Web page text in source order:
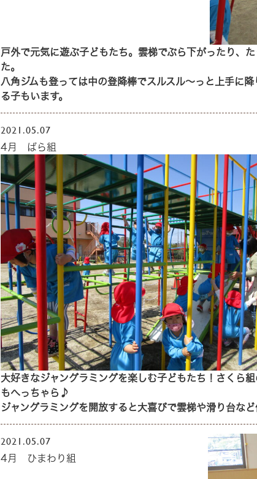
戸外で元気に遊ぶ子どもたち。雲梯でぶら下がったり、
た。
八角ジムも登っては中の登降棒でスルスル～っと上手に
る子もいます。
2021.05.07
4月 ばら組
大好きなジャングラミングを楽しむ子どもたち！さくら
もへっちゃら♪
ジャングラミングを開放すると大喜びで雲梯や滑り台な
2021.05.07
4月 ひまわり組